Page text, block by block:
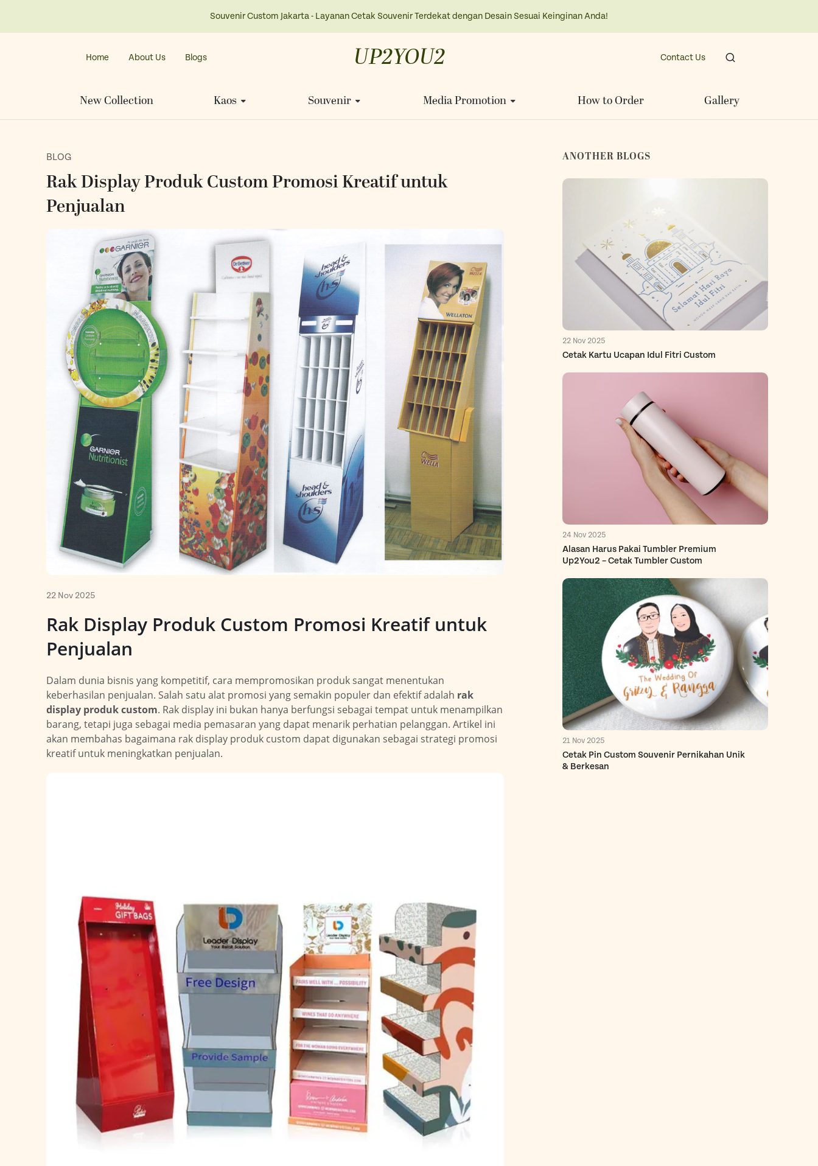
Souvenir Custom Jakarta - Layanan Cetak Souvenir Terdekat dengan Desain Sesuai Keinginan Anda!
Home About Us Blogs UP2YOU2 Contact Us
New Collection Kaos Souvenir Media Promotion How to Order Gallery
BLOG
Rak Display Produk Custom Promosi Kreatif untuk
Penjualan
22 Nov 2025
Rak Display Produk Custom Promosi Kreatif untuk
Penjualan
Dalam dunia bisnis yang kompetitif, cara mempromosikan produk sangat menentukan
keberhasilan penjualan. Salah satu alat promosi yang semakin populer dan efektif adalah rak
display produk custom. Rak display ini bukan hanya berfungsi sebagai tempat untuk menampilkan
barang, tetapi juga sebagai media pemasaran yang dapat menarik perhatian pelanggan. Artikel ini
akan membahas bagaimana rak display produk custom dapat digunakan sebagai strategi promosi
kreatif untuk meningkatkan penjualan.
ANOTHER BLOGS
22 Nov 2025
Cetak Kartu Ucapan Idul Fitri Custom
24 Nov 2025
Alasan Harus Pakai Tumbler Premium
Up2You2 – Cetak Tumbler Custom
21 Nov 2025
Cetak Pin Custom Souvenir Pernikahan Unik
& Berkesan